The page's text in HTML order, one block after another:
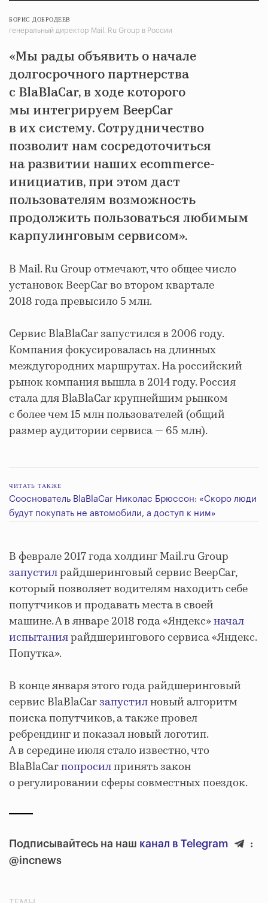
БОРИС ДОБРОДЕЕВ
генеральный директор Mail. Ru Group в России
«Мы рады объявить о начале
долгосрочного партнерства
с BlaBlaCar, в ходе которого
мы интегрируем BeepCar
в их систему. Сотрудничество
позволит нам сосредоточиться
на развитии наших ecommerce-
инициатив, при этом даст
пользователям возможность
продолжить пользоваться любимым
карпулинговым сервисом».
В Mail. Ru Group отмечают, что общее число
установок BeepCar во втором квартале
2018 года превысило 5 млн.
Сервис BlaBlaCar запустился в 2006 году.
Компания фокусировалась на длинных
междугородних маршрутах. На российский
рынок компания вышла в 2014 году. Россия
стала для BlaBlaCar крупнейшим рынком
с более чем 15 млн пользователей (общий
размер аудитории сервиса — 65 млн).
ЧИТАТЬ ТАКЖЕ
Сооснователь BlaBlaCar Николас Брюссон: «Скоро люди
будут покупать не автомобили, а доступ к ним»
В феврале 2017 года холдинг Mail.ru Group
запустилрайдшеринговый сервис BeepCar,
который позволяет водителям находить себе
попутчиков и продавать места в своей
машине. А в январе 2018 года «Яндекс»начал
испытаниярайдшерингового сервиса «Яндекс.
Попутка».
В конце января этого года райдшеринговый
сервис BlaBlaCarзапустилновый алгоритм
поиска попутчиков, а также провел
ребрендинг и показал новый логотип.
А в середине июля стало известно, что
BlaBlaCarпопросилпринять закон
о регулировании сферы совместных поездок.
Подписывайтесь на наш канал в Telegram
:
@incnews